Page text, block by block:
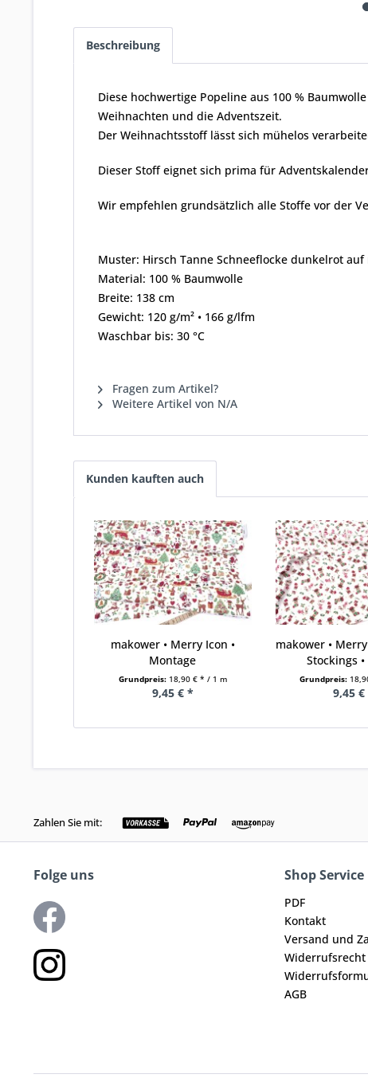
Beschreibung
Diese hochwertige Popeline aus 100 %
Weihnachten und die Adventszeit.
Der Weihnachtsstoff lässt sich mühelos
Dieser Stoff eignet sich prima für
Wir empfehlen grundsätzlich alle Stoffe vor der
Muster: Hirsch Tanne Schneeflocke dunkelrot auf
Material: 100 % Baumwolle
Breite: 138 cm
Gewicht: 120 g/m² • 166 g/lfm
Waschbar bis: 30 °C
Fragen zum Artikel?
Weitere Artikel von N/A
Kunden kauften auch
makower • Merry Icon •
Montage
Grundpreis: 18,90 € * / 1 m
9,45 € *
makower •
Stockings
Grundpreis:
9,45
Zahlen Sie mit:
Folge uns Shop Service
PDF
Kontakt
Versand und
Widerrufsrecht
AGB